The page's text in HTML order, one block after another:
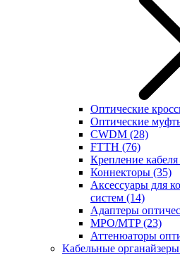
Оптические
Оптические
CWDM (28)
FTTH (76)
Крепление кабеля
Коннекторы (35)
Аксессуары для
систем (14)
Адаптеры
MPO/MTP(23)
Аттенюаторы
Кабельные